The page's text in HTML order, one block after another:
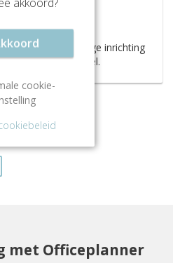
met de prachtige inrichting
stijlvol geheel.
met Officeplanner
akkoord?
cookie-